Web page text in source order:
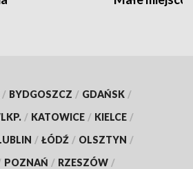
/ BYDGOSZCZ / GDAŃSK /
/ KATOWICE / KIELCE /
/ ŁÓDŹ / OLSZTYN /
POZNAŃ / RZESZÓW /